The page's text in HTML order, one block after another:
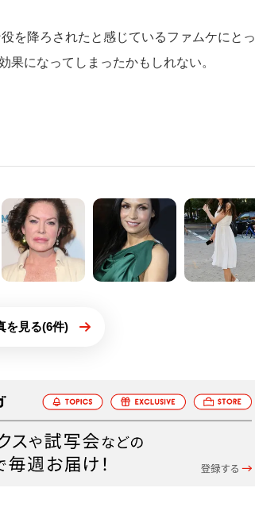
を降ろされたと感じているファムケにとっ
果になってしまったかもしれない。
を見る(6件)